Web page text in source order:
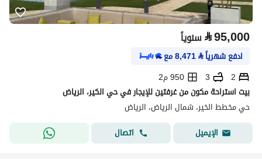
⃁95,000 سنوياً
ادفع شهرياً⃁
8,471مع
2
3
950 م2
بيت استراحة مكون من غرفتين للإيجار في حي الكير، الرياض
حي مخطط الخير، شمال الرياض، الرياض
الإيميل
اتصال